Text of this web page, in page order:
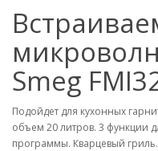
Smeg
Подойдет для кухонных
объем 20 литров. 3 функции
программы. Кварцевый гриль.